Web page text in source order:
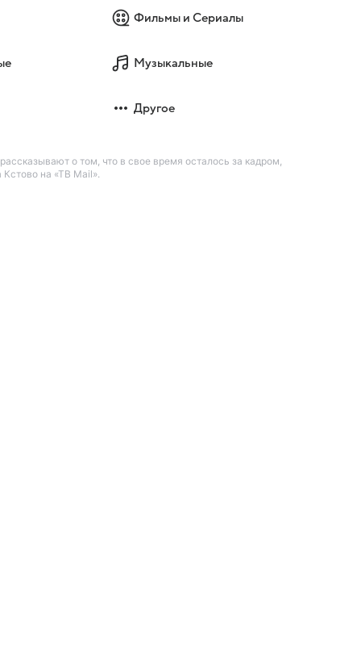
Фильмы и Сериалы
Музыкальные
Другое
о том, что в свое время осталось за кадром,
на «ТВ Mail».